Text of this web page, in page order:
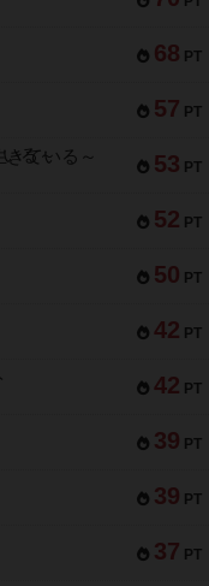
68 PT
57 PT
53 PT
ている～
52 PT
50 PT
42 PT
42 PT
39 PT
39 PT
37 PT